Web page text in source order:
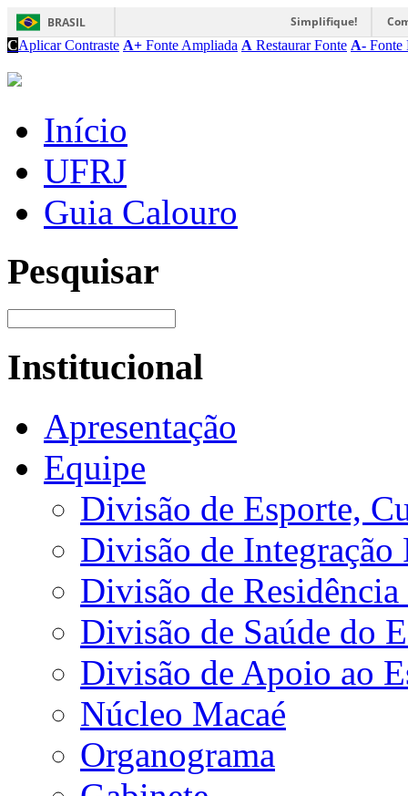
BRASIL Simplifique!
CAplicar Contraste A+ Fonte Ampliada A Restaurar Fonte A- Fonte
Início
UFRJ
Guia Calouro
Pesquisar
Institucional
Apresentação
Equipe
Divisão de Esporte,
Divisão de Integração
Divisão de
Divisão de Saúde do
Divisão de Apoio ao
Núcleo Macaé
Organograma